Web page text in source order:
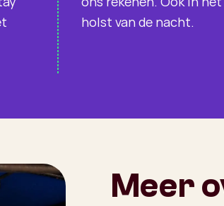
holst van de nacht.
Meer